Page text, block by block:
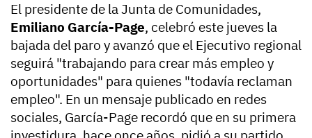
El presidente de la Junta de Comunidades,
Emiliano García-Page, celebró este jueves la
bajada del paro y avanzó que el Ejecutivo regional
seguirá "trabajando para crear más empleo y
oportunidades" para quienes "todavía reclaman
empleo". En un mensaje publicado en redes
sociales, García-Page recordó que en su primera